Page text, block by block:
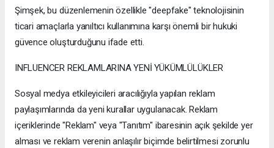
Şimşek, bu düzenlemenin özellikle "deepfake" teknolojisinin
ticari amaçlarla yanıltıcı kullanımına karşı önemli bir hukuki
güvence oluşturduğunu ifade etti.
INFLUENCER REKLAMLARINA YENİ YÜKÜMLÜLÜKLER
Sosyal medya etkileyicileri aracılığıyla yapılan reklam
paylaşımlarında da yeni kurallar uygulanacak. Reklam
içeriklerinde "Reklam" veya "Tanıtım" ibaresinin açık şekilde yer
alması ve reklam verenin anlaşılır biçimde belirtilmesi zorunlu